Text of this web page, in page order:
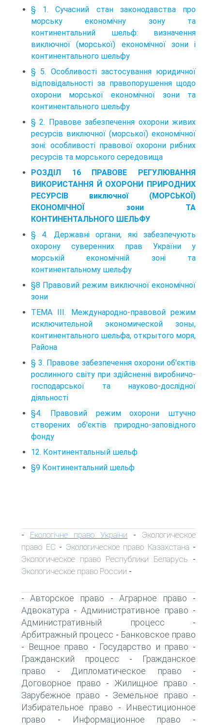
§ 1. Сучасний стан законодавства про
морську економічну зону та
континентальний шельф: визначення
виключної (морської) економічної зони і
континентального шельфу
§ 5. Особливості застосування юридичної
відповідальності за правопорушення щодо
охорони морської економічної зони та
континентального шельфу
§ 2. Правове забезпечення охорони живих
ресурсів виключної (морської) економічної
зоні: особливості правової охорони рибних
ресурсів та морського середовища
РОЗДІЛ 16 ПРАВОВЕ РЕГУЛЮВАННЯ
ВИКОРИСТАННЯ Й ОХОРОНИ ПРИРОДНИХ
РЕСУРСІВ виключної (МОРСЬКОЇ)
ЕКОНОМІЧНОЇ зони ТА
КОНТИНЕНТАЛЬНОГО ШЕЛЬФУ
§ 4. Державні органи, які забезпечують
охорону суверенних прав України у
морській економічній зоні та
континентальному шельфу
§8 Правовий режим виключної економічної
зони
ТЕМА III. Международно-правовой режим
исключительной экономической зоны,
континентального шельфа, открытого моря,
Района
§ 3. Правове забезпечення охорони об'єктів
рослинного світу при здійсненні виробничо-
господарської та науково-дослідної
діяльності
§4. Правовий режим охорони штучно
створених об'єктів природно-заповідного
фонду
12. Континентальный шельф
§9 Континентальний шельф
- Екологічне право України - Экологическое
право ЕС - Экологическое право Казахстана -
Экологическое право Республики Беларусь -
Экологическое право России -
-Авторское право - Аграрное право -
Адвокатура - Административное право -
Административный процесс -
Арбитражный процесс - Банковское право
- Вещное право - Государство и право -
Гражданский процесс -
Гражданское
право - Дипломатическое право -
Договорное право - Жилищное право -
Зарубежное право - Земельное право -
Избирательное право -
Инвестиционное
право - Информационное право -